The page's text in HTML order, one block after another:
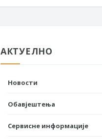
АКТУЕЛНО
Новости
Обавјештења
Сервисне информације